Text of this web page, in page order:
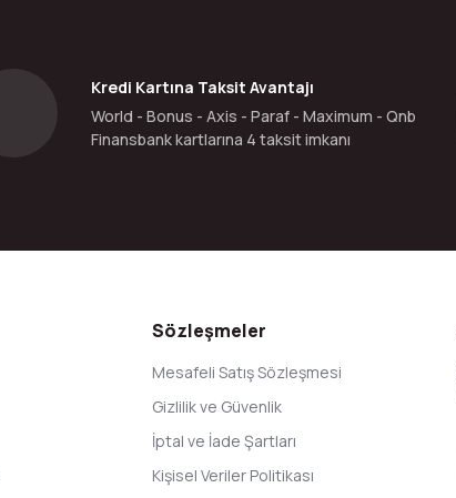
Kredi Kartına Taksit Avantajı
World - Bonus - Axis - Paraf - Maximum - Qnb
Finansbank kartlarına 4 taksit imkanı
Sözleşmeler
Mesafeli Satış Sözleşmesi
Gizlilik ve Güvenlik
İptal ve İade Şartları
Kişisel Veriler Politikası